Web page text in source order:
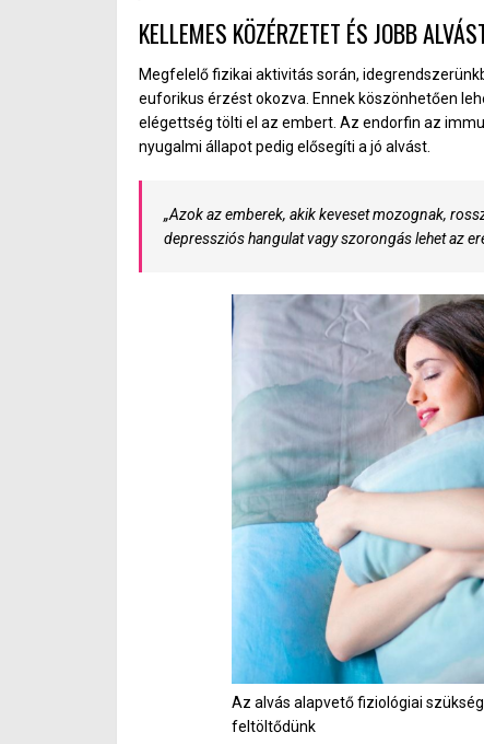
KELLEMES KÖZÉRZETET ÉS JOBB
Megfelelő fizikai aktivitás során,
euforikus érzést okozva. Ennek köszönhetően
elégettség tölti el az embert. Az endorfin az
nyugalmi állapot pedig elősegíti a jó alvást.
„Azok az emberek, akik keveset mozognak,
depressziós hangulat vagy szorongás lehet az
Az alvás alapvető fiziológiai
feltöltődünk